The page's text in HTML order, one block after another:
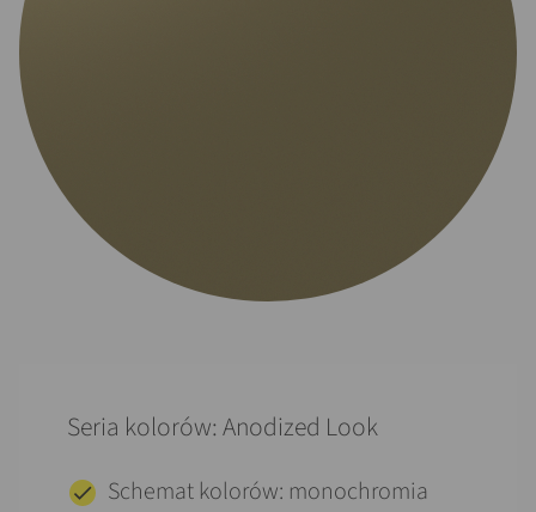
Seria kolorów: Anodized Look
Schemat kolorów: monochromia